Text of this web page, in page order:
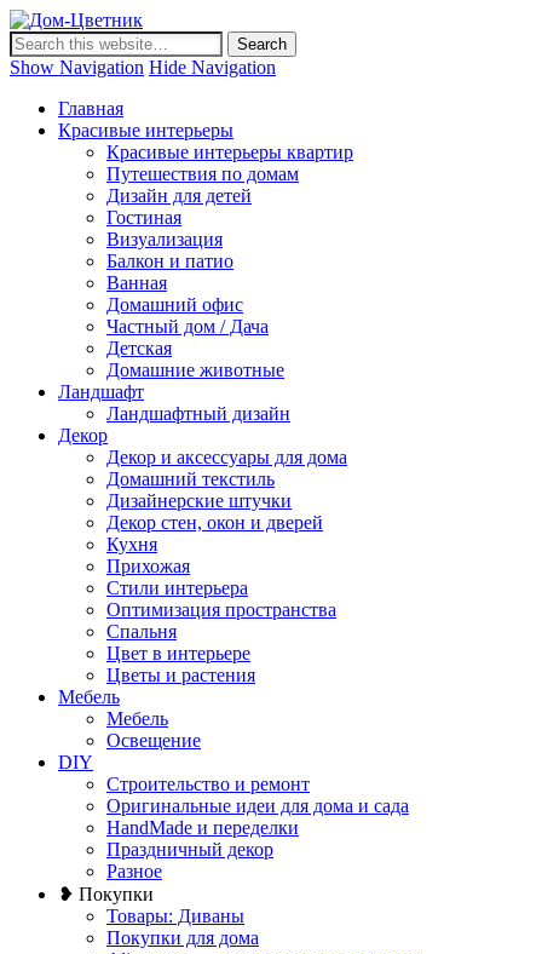
Дизайн интерьера и ландшафта, декор и обустройство дома.
Идеи со всего мира.
Show Navigation Hide Navigation
Главная
Красивые интерьеры
Красивые интерьеры квартир
Путешествия по домам
Дизайн для детей
Гостиная
Визуализация
Балкон и патио
Ванная
Домашний офис
Частный дом / Дача
Детская
Домашние животные
Ландшафт
Ландшафтный дизайн
Декор
Декор и аксессуары для дома
Домашний текстиль
Дизайнерские штучки
Декор стен, окон и дверей
Кухня
Прихожая
Стили интерьера
Оптимизация пространства
Спальня
Цвет в интерьере
Цветы и растения
Мебель
Мебель
Освещение
DIY
Строительство и ремонт
Оригинальные идеи для дома и сада
HandMade и переделки
Праздничный декор
Разное
❥ Покупки
Товары: Диваны
Покупки для дома